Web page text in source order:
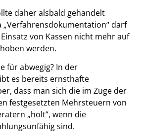
daher alsbald gehandelt
„Verfahrensdokumentation“ darf
von Kassen nicht mehr auf
werden.
für abwegig? In der
es bereits ernsthafte
dass man sich die im Zuge der
festgesetzten Mehrsteuern von
„holt“, wenn die
sind.